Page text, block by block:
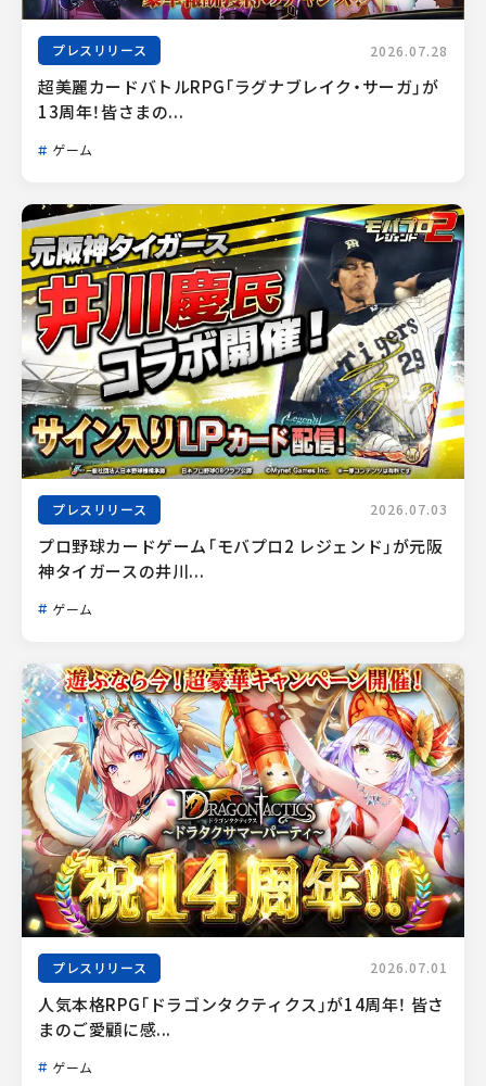
プレスリリース 2026.07.28
超美麗カードバトルRPG「ラグナブレイク・サーガ」が
13周年！皆さまの...
ゲーム
プレスリリース 2026.07.03
プロ野球カードゲーム「モバプロ2 レジェンド」が元阪
神タイガースの井川...
ゲーム
プレスリリース 2026.07.01
人気本格RPG「ドラゴンタクティクス」が14周年！ 皆さ
まのご愛顧に感...
ゲーム